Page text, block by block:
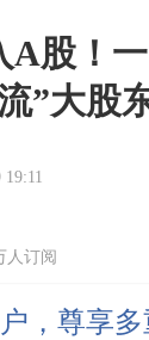
A股！
”大股
19:11
人订阅
，尊享